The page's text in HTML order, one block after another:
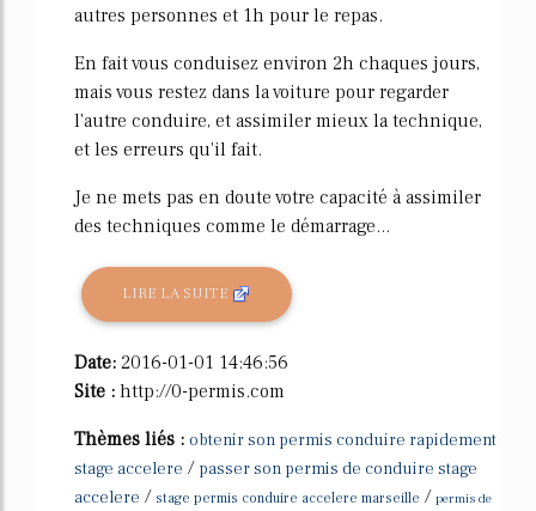
autres personnes et 1h pour le repas.
En fait vous conduisez environ 2h chaques jours,
mais vous restez dans la voiture pour regarder
l'autre conduire, et assimiler mieux la technique,
et les erreurs qu'il fait.
Je ne mets pas en doute votre capacité à assimiler
des techniques comme le démarrage...
LIRE LA SUITE
Date: 2016-01-01 14:46:56
Site : http://0-permis.com
Thèmes liés : obtenir son permis conduire rapidement
stage accelere / passer son permis de conduire stage
accelere / stage permis conduire accelere marseille / permis de